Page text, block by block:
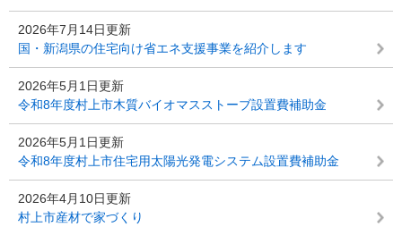
2026年7月14日更新
国・新潟県の住宅向け省エネ支援事業を紹介します
2026年5月1日更新
令和8年度村上市木質バイオマスストーブ設置費補助金
2026年5月1日更新
令和8年度村上市住宅用太陽光発電システム設置費補助金
2026年4月10日更新
村上市産材で家づくり